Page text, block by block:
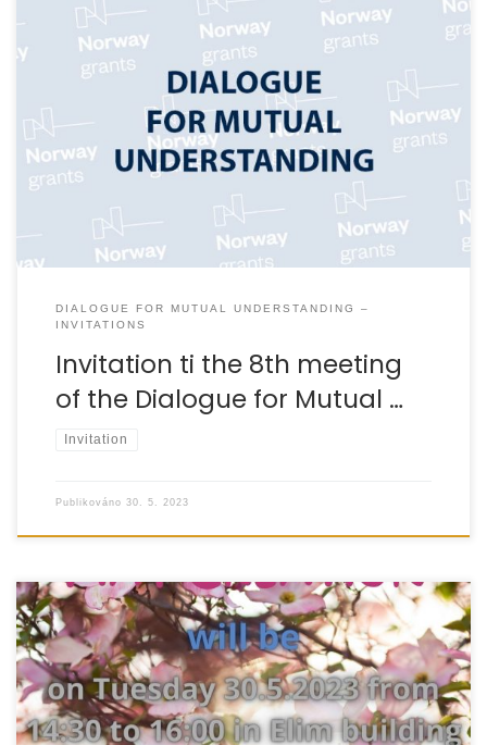
DIALOGUE FOR MUTUAL UNDERSTANDING –
INVITATIONS
Invitation ti the 8th meeting
of the Dialogue for Mutual …
Invitation
Publikováno 30. 5. 2023